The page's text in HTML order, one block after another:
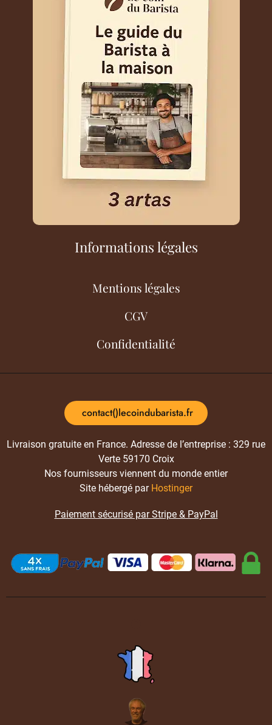
Informations légales
Mentions légales
CGV
Confidentialité
contact()lecoindubarista.fr
Livraison gratuite en France. Adresse de l’entreprise : 329 rue
Verte 59170 Croix
Nos fournisseurs viennent du monde entier
Site hébergé par Hostinger
Paiement sécurisé par Stripe & PayPal